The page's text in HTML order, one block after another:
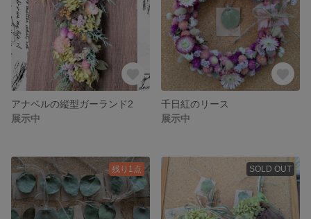
アナベルの縦型ガーランド2
展示中
千日紅のリース
展示中
残り1点 SOLD OUT